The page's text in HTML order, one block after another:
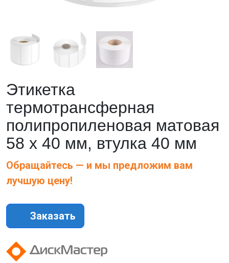
Этикетка
термотрансферная
полипропиленовая матовая
58 х 40 мм, втулка 40 мм
Обращайтесь — и мы предложим вам
лучшую цену!
Заказать